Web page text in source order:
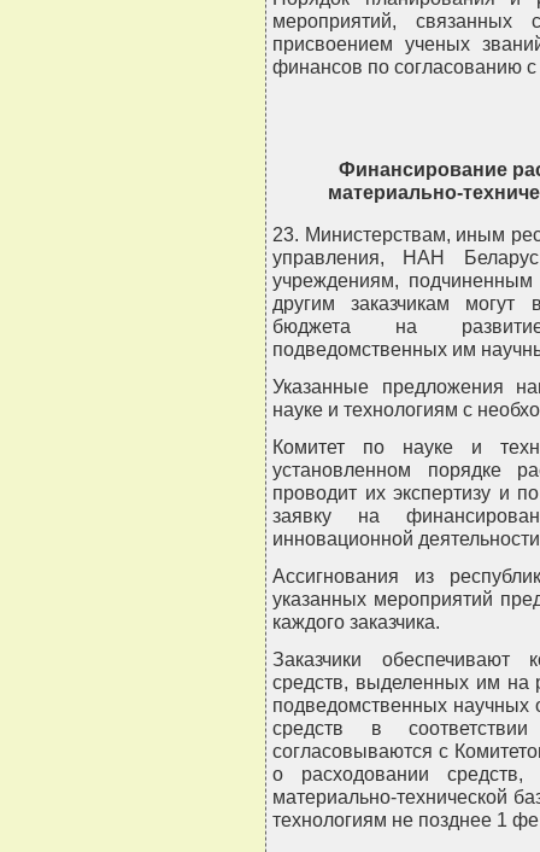
мероприятий,
присвоением ученых
финансов по согласованию
Финансирование
материально-
23. Министерствам, иным
управления, НАН
учреждениям, подчиненным
другим заказчикам могут
бюджета на развитие
подведомственных им
Указанные предложения
науке и технологиям с
Комитет по науке и
установленном порядке
проводит их экспертизу и
заявку на
инновационной
Ассигнования из
указанных мероприятий
каждого заказчика.
Заказчики обеспечивают
средств, выделенных им на
подведомственных научных
средств в
согласовываются с
о расходовании средств,
материально-технической
технологиям не позднее 1